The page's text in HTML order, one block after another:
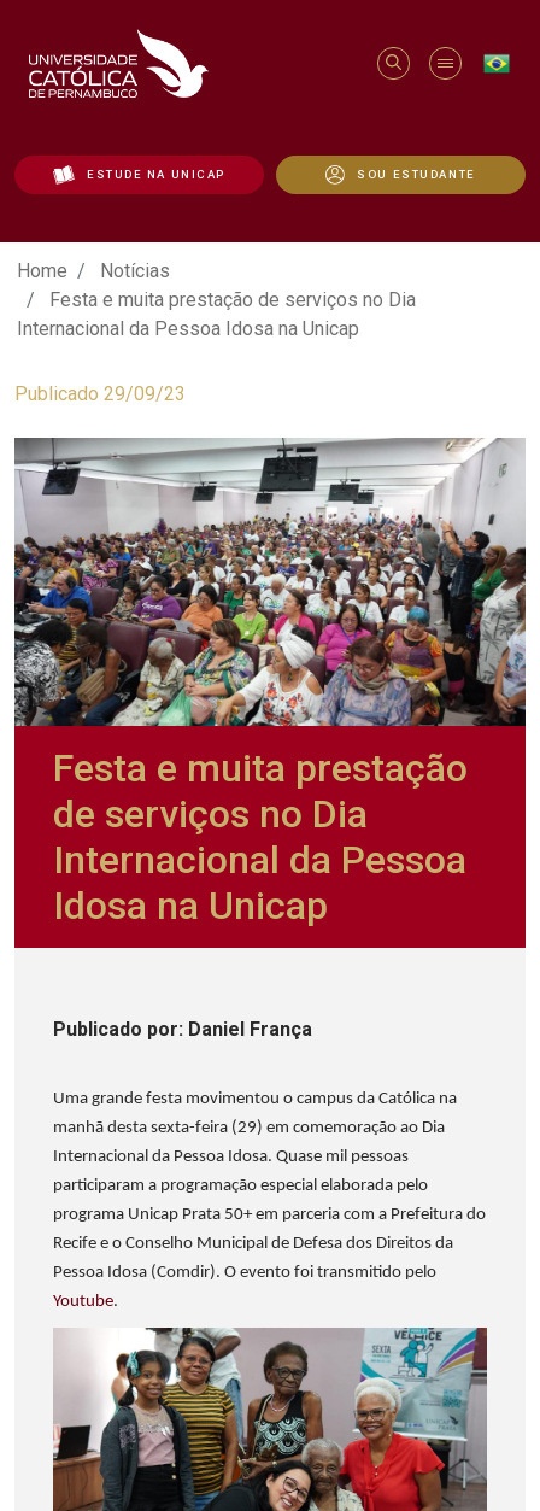
ESTUDE NA UNICAP SOU ESTUDANTE
Festa e muita prestação de serviços
Home
Notícias
Festa e muita prestação de serviços no Dia
Internacional da Pessoa Idosa na Unicap
Publicado 29/09/23
Festa e muita prestação
de serviços no Dia
Internacional da Pessoa
Idosa na Unicap
Publicado por: Daniel França
Uma grande festa movimentou o campus da Católica na
manhã desta sexta-feira (29) em comemoração ao Dia
Internacional da Pessoa Idosa. Quase mil pessoas
participaram a programação especial elaborada pelo
programa Unicap Prata 50+ em parceria com a Prefeitura do
Recife e o Conselho Municipal de Defesa dos Direitos da
Pessoa Idosa (Comdir). O evento foi transmitido pelo
Youtube.